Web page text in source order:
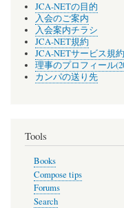
JCA-NETの目的
入会のご案内
入会案内チラシ
JCA-NET規約
JCA-NETサービス規約
理事のプロフィール
カンパの送り先
Tools
Books
Compose tips
Forums
Search